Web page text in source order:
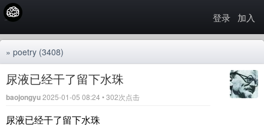
登录 加入
» poetry (3408)
尿液已经干了留下水珠
baojongyu2025-01-05 08:24 • 302次点击
尿液已经干了留下水珠